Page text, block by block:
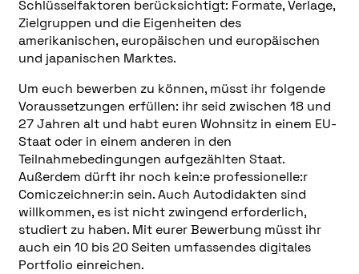
Schlüsselfaktoren berücksichtigt: Formate, Verlage,
Zielgruppen und die Eigenheiten des
amerikanischen, europäischen und europäischen
und japanischen Marktes.
Um euch bewerben zu können, müsst ihr folgende
Voraussetzungen erfüllen: ihr seid zwischen 18 und
27 Jahren alt und habt euren Wohnsitz in einem EU-
Staat oder in einem anderen in den
Teilnahmebedingungen aufgezählten Staat.
Außerdem dürft ihr noch kein:e professionelle:r
Comiczeichner:in sein. Auch Autodidakten sind
willkommen, es ist nicht zwingend erforderlich,
studiert zu haben. Mit eurer Bewerbung müsst ihr
auch ein 10 bis 20 Seiten umfassendes digitales
Portfolio einreichen.